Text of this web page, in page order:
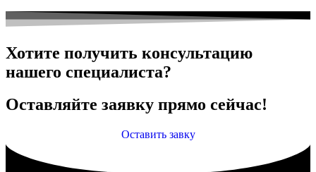
Хотите получить консультацию
нашего специалиста?
Оставляйте заявку прямо сейчас!
Оставить завку